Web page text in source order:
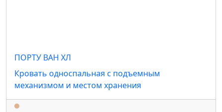
ПОРТУ ВАН ХЛ
Кровать односпальная с подъемным
механизмом и местом хранения